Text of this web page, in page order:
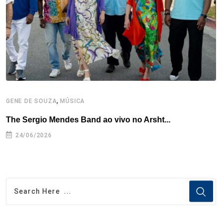
k n s p
GENE DE SOUZA,MÚSICA
The Sergio Mendes Band ao vivo no Arsht...
24/06/2026